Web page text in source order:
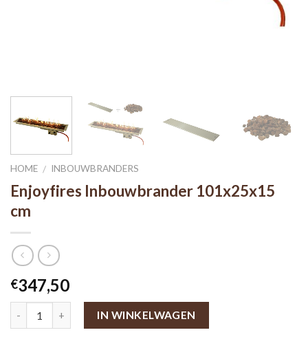
HOME / INBOUWBRANDERS
Enjoyfires Inbouwbrander 101x25x15
cm
€347,50
IN WINKELWAGEN